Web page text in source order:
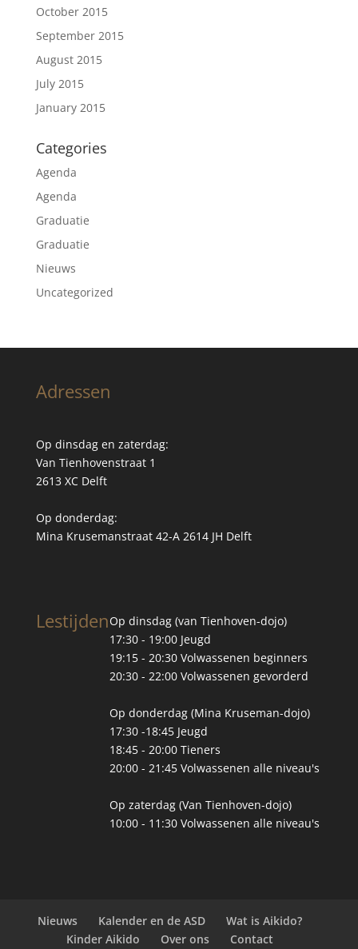
October 2015
September 2015
August 2015
July 2015
January 2015
Categories
Agenda
Agenda
Graduatie
Graduatie
Nieuws
Uncategorized
Adressen
Op dinsdag en zaterdag:
Van Tienhovenstraat 1
2613 XC Delft
Op donderdag:
Mina Krusemanstraat 42-A 2614 JH Delft
LestijdenOp dinsdag (van Tienhoven-dojo)
17:30 - 19:00 Jeugd
19:15 - 20:30 Volwassenen beginners
20:30 - 22:00 Volwassenen gevorderd
Op donderdag (Mina Kruseman-dojo)
17:30 -18:45 Jeugd
18:45 - 20:00 Tieners
20:00 - 21:45 Volwassenen alle niveau's
Op zaterdag (Van Tienhoven-dojo)
10:00 - 11:30 Volwassenen alle niveau's
Nieuws Kalender en de ASD
Wat is Aikido?
Kinder Aikido
Over ons Contact